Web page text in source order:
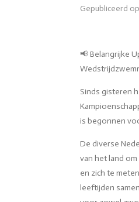
Gepubliceerd
📢 Belangrijke
Sinds gisteren
is begonnen
De diverse
van het land
en zich te
leeftijden